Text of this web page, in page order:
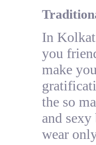
In
you
make
the so
and
wear